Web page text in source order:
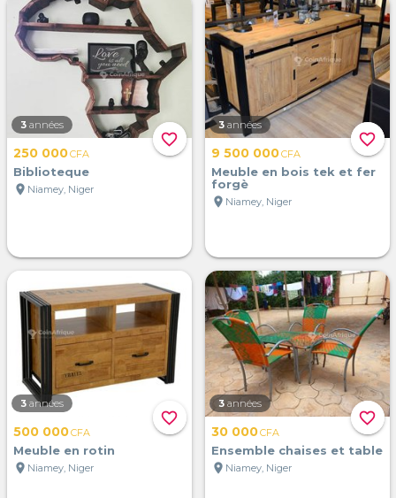
favorite_border
3 années
250 000CFA
Biblioteque
location_on Niamey, Niger
favorite_border
3 années
9 500 000CFA
Meuble en bois tek et fer
forgè
location_on Niamey, Niger
favorite_border
3 années
500 000CFA
Meuble en rotin
location_on Niamey, Niger
favorite_border
3 années
30 000CFA
Ensemble chaises et table
location_on Niamey, Niger